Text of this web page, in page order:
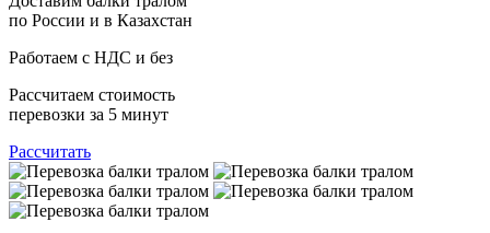
по России и в Казахстан
Работаем с НДС и без
Рассчитаем стоимость
перевозки за 5 минут
Рассчитать